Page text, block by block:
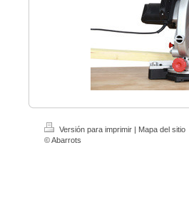
Versión para imprimir | Mapa del sitio
© Abarrots